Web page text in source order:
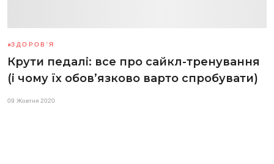
ЗДОРОВ'Я
Крути педалі: все про сайкл-тренування
(і чому їх обов’язково варто спробувати)
09 Жовтня 2020